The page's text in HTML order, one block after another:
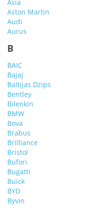
Asia
Aston Martin
Audi
Aurus
B
BAIC
Bajaj
Baltijas Dzips
Bentley
Bilenkin
BMW
Bova
Brabus
Brilliance
Bristol
Bufori
Bugatti
Buick
BYD
Byvin